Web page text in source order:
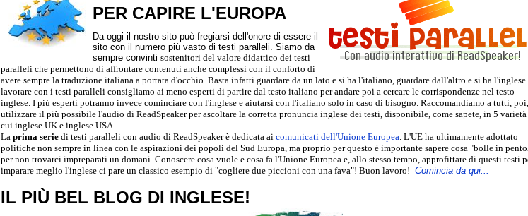
PER CAPIRE L'EUROPA
Da oggi il nostro sito può fregiarsi dell'onore di essere il
sito con il numero più vasto di testi paralleli. Siamo da
sempre convinti sostenitori del valore didattico dei testi
paralleli che permettono di affrontare contenuti anche complessi con il conforto di
avere sempre la traduzione italiana a portata d'occhio. Basta infatti guardare da un lato e si ha l'italiano, guardare dall'altro e si ha
lavorare con i testi paralleli consigliamo ai meno esperti di partire dal testo italiano per andare poi a cercare le corrispondenze nel testo
inglese. I più esperti potranno invece cominciare con l'inglese e aiutarsi con l'italiano solo in caso di bisogno. Raccomandiamo a tutti,
utilizzare il più possibile l'audio di ReadSpeaker per ascoltare la corretta pronuncia inglese dei testi, disponibile, come sapete, in 5 varietà
cui inglese UK e inglese USA.
La prima serie di testi paralleli con audio di ReadSpeaker è dedicata ai comunicati dell'Unione Europea . L'UE ha ultimamente adottato
politiche non sempre in linea con le aspirazioni dei popoli del Sud Europa, ma proprio per questo è importante sapere cosa "bolle in
per non trovarci impreparati un domani. Conoscere cosa vuole e cosa fa l'Unione Europea e, allo stesso tempo, approfittare di questi testi
imparare meglio l'inglese ci pare un classico esempio di "cogliere due piccioni con una fava"! Buon lavoro! Comincia da qui...
IL PIÙ BEL BLOG DI INGLESE!